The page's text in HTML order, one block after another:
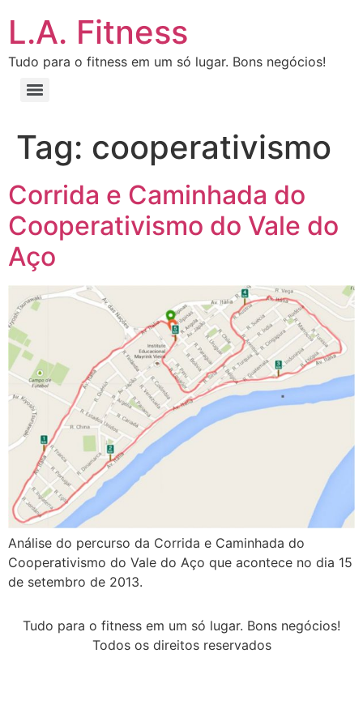
L.A. Fitness
Tudo para o fitness em um só lugar. Bons negócios!
Tag: cooperativismo
Corrida e Caminhada do
Cooperativismo do Vale do
Aço
Análise do percurso da Corrida e Caminhada do
Cooperativismo do Vale do Aço que acontece no dia 15
de setembro de 2013.
Tudo para o fitness em um só lugar. Bons negócios!
Todos os direitos reservados